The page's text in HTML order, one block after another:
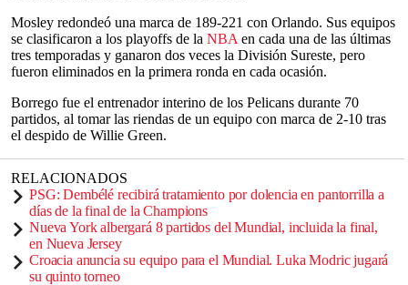
Mosley redondeó una marca de 189-221 con Orlando. Sus equipos
se clasificaron a los playoffs de la NBA en cada una de las últimas
tres temporadas y ganaron dos veces la División Sureste, pero
fueron eliminados en la primera ronda en cada ocasión.
Borrego fue el entrenador interino de los Pelicans durante 70
partidos, al tomar las riendas de un equipo con marca de 2-10 tras
el despido de Willie Green.
RELACIONADOS
PSG: Dembélé recibirá tratamiento por dolencia en pantorrilla a
días de la final de la Champions
Nueva York albergará 8 partidos del Mundial, incluida la final,
en Nueva Jersey
Croacia anuncia su equipo para el Mundial. Luka Modric jugará
su quinto torneo